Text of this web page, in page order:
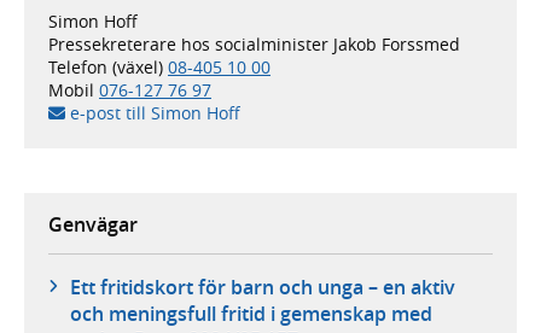
Simon Hoff
Pressekreterare hos socialminister Jakob Forssmed
Telefon (växel) 08-405 10 00
Mobil 076-127 76 97
e-post till Simon Hoff
Genvägar
Ett fritidskort för barn och unga – en aktiv
och meningsfull fritid i gemenskap med